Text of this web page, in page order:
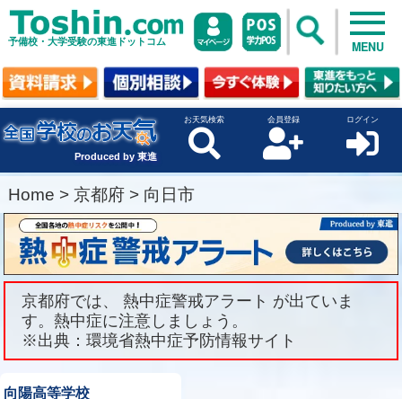
予備校・大学受験の東進ドットコム MENU
Produced by 東進
お天気検索 会員登録 ログイン
Home > 京都府 > 向日市
京都府では、 熱中症警戒アラート が出ていま
す。熱中症に注意しましょう。
※出典：環境省熱中症予防情報サイト
向陽高等学校